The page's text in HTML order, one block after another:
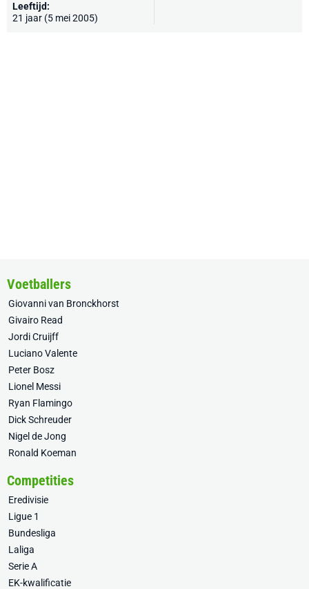
Leeftijd:
21 jaar (5 mei 2005)
Voetballers
Giovanni van Bronckhorst
Givairo Read
Jordi Cruijff
Luciano Valente
Peter Bosz
Lionel Messi
Ryan Flamingo
Dick Schreuder
Nigel de Jong
Ronald Koeman
Competities
Eredivisie
Ligue 1
Bundesliga
Laliga
Serie A
EK-kwalificatie